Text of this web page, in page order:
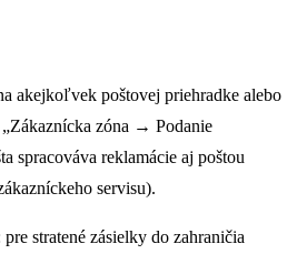
akejkoľvek poštovej priehradke alebo
zóna → Podanie
spracováva reklamácie aj poštou
servisu).
stratené zásielky do zahraničia